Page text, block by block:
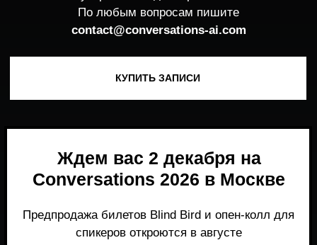
Ждем вас 2 декабря на
Conversations 2026 в Москве
ПОДПИСАТЬСЯ НА НОВОСТИ
Место, где можно получить честный,